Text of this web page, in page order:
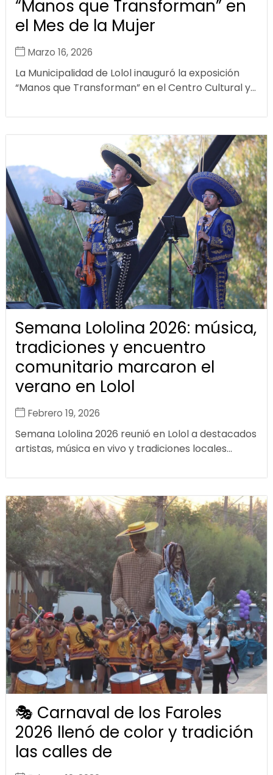
“Manos que Transforman” en
el Mes de la Mujer
Marzo 16, 2026
La Municipalidad de Lolol inauguró la exposición
“Manos que Transforman” en el Centro Cultural y...
Semana Lololina 2026: música,
tradiciones y encuentro
comunitario marcaron el
verano en Lolol
Febrero 19, 2026
Semana Lololina 2026 reunió en Lolol a destacados
artistas, música en vivo y tradiciones locales...
🎭 Carnaval de los Faroles
2026 llenó de color y tradición
las calles de